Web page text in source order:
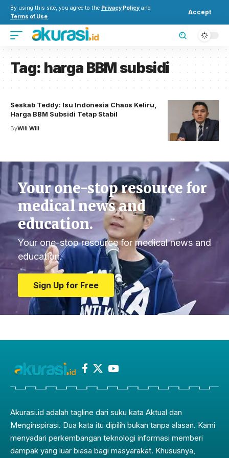
By using this site, you agree to the Privacy Policy and
Terms of Use.
Accept
Tag:harga BBM subsidi
Seskab Teddy: Isu Indonesia Chaos Keliru,
Harga BBM Subsidi Tetap Stabil
ByWili Wili
Your one-stop resource for
medical news and
education.
Your one-stop resource for medical news and
education.
Sign Up for Free
Akurasi.id adalah tagline dari suku kata Aktual dan
Menginspirasi. Dua kata itu dipilih bukan tanpa alasan. Kami
menyadari perkembangan teknologi informasi memberi
dampak yang luar biasa bagi masyarakat. Khususnya,